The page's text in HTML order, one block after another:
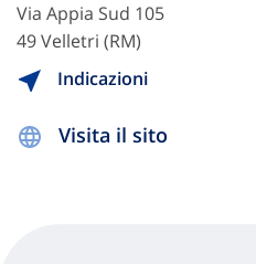
Via Appia Sud 105
49 Velletri (RM)
Indicazioni
Visita il sito